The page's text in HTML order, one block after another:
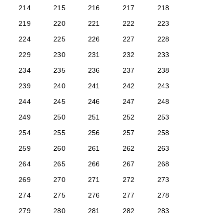
214
215 216 217
218
219
220 221 222
223
224
225 226 227
228
229
230 231 232
233
234
235 236 237
238
239
240 241 242
243
244
245 246 247
248
249
250 251 252
253
254
255 256 257
258
259
260 261 262
263
264
265 266 267
268
269
270 271 272
273
274
275 276 277
278
279
280 281 282
283